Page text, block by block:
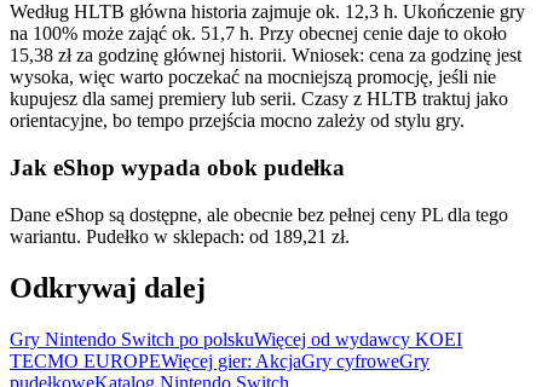
Według HLTB główna historia zajmuje ok. 12,3 h. Ukończenie gry
na 100% może zająć ok. 51,7 h. Przy obecnej cenie daje to około
15,38 zł za godzinę głównej historii. Wniosek: cena za godzinę jest
wysoka, więc warto poczekać na mocniejszą promocję, jeśli nie
kupujesz dla samej premiery lub serii. Czasy z HLTB traktuj jako
orientacyjne, bo tempo przejścia mocno zależy od stylu gry.
Jak eShop wypada obok pudełka
Dane eShop są dostępne, ale obecnie bez pełnej ceny PL dla tego
wariantu. Pudełko w sklepach: od 189,21 zł.
Odkrywaj dalej
Gry Nintendo Switch po polskuWięcej od wydawcy KOEI
TECMO EUROPEWięcej gier: AkcjaGry cyfroweGry
pudełkoweKatalog Nintendo Switch